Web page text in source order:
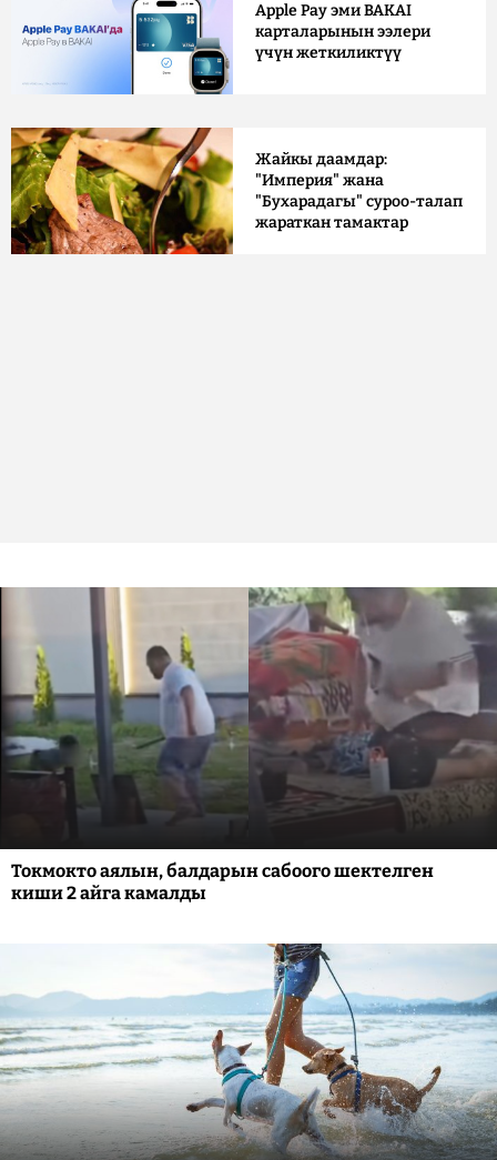
Apple Pay эми BAKAI
карталарынын ээлери
үчүн жеткиликтүү
Жайкы даамдар:
"Империя" жана
"Бухарадагы" суроо-талап
жараткан тамактар
Токмокто аялын, балдарын сабоого шектелген
киши 2 айга камалды